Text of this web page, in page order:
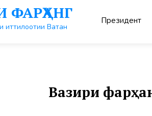
ФАРҲАНГ
иттилоотии Ватан
Президент
Вазири